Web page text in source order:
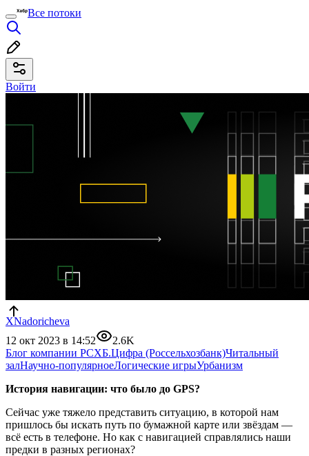
Все потоки
Войти
XNadoricheva
12 окт 2023 в 14:52
2.6K
Блог компании РСХБ.Цифра (Россельхозбанк)Читальный
залНаучно-популярноеЛогические игрыУрбанизм
История навигации: что было до GPS?
Сейчас уже тяжело представить ситуацию, в которой нам
пришлось бы искать путь по бумажной карте или звёздам —
всё есть в телефоне. Но как с навигацией справлялись наши
предки в разных регионах?